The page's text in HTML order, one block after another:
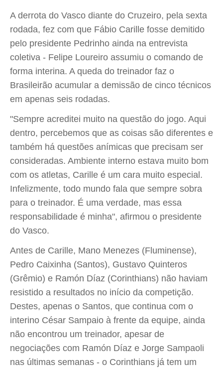
A derrota do Vasco diante do Cruzeiro, pela sexta
rodada, fez com que Fábio Carille fosse demitido
pelo presidente Pedrinho ainda na entrevista
coletiva - Felipe Loureiro assumiu o comando de
forma interina. A queda do treinador faz o
Brasileirão acumular a demissão de cinco técnicos
em apenas seis rodadas.
"Sempre acreditei muito na questão do jogo. Aqui
dentro, percebemos que as coisas são diferentes e
também há questões anímicas que precisam ser
consideradas. Ambiente interno estava muito bom
com os atletas, Carille é um cara muito especial.
Infelizmente, todo mundo fala que sempre sobra
para o treinador. É uma verdade, mas essa
responsabilidade é minha", afirmou o presidente
do Vasco.
Antes de Carille, Mano Menezes (Fluminense),
Pedro Caixinha (Santos), Gustavo Quinteros
(Grêmio) e Ramón Díaz (Corinthians) não haviam
resistido a resultados no início da competição.
Destes, apenas o Santos, que continua com o
interino César Sampaio à frente da equipe, ainda
não encontrou um treinador, apesar de
negociações com Ramón Díaz e Jorge Sampaoli
nas últimas semanas - o Corinthians já tem um